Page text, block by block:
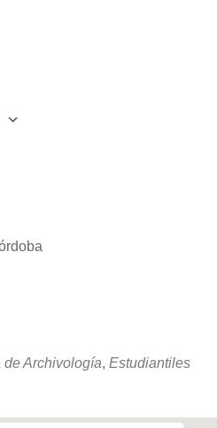
de Archivología, Estudiantiles